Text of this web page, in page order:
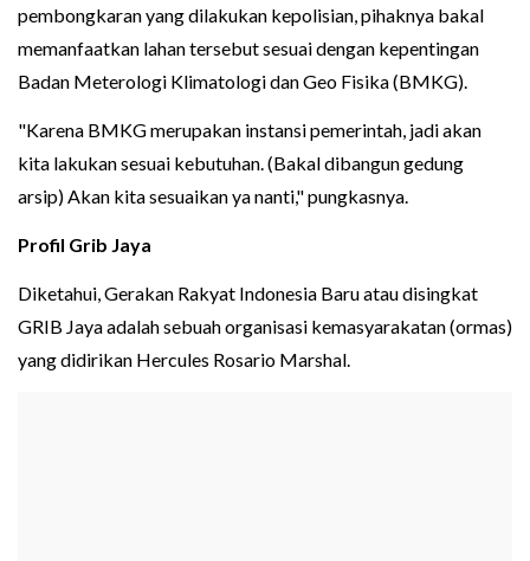
pembongkaran yang dilakukan kepolisian, pihaknya bakal
memanfaatkan lahan tersebut sesuai dengan kepentingan
Badan Meterologi Klimatologi dan Geo Fisika (BMKG).
"Karena BMKG merupakan instansi pemerintah, jadi akan
kita lakukan sesuai kebutuhan. (Bakal dibangun gedung
arsip) Akan kita sesuaikan ya nanti," pungkasnya.
Profil Grib Jaya
Diketahui, Gerakan Rakyat Indonesia Baru atau disingkat
GRIB Jaya adalah sebuah organisasi kemasyarakatan (ormas)
yang didirikan Hercules Rosario Marshal.